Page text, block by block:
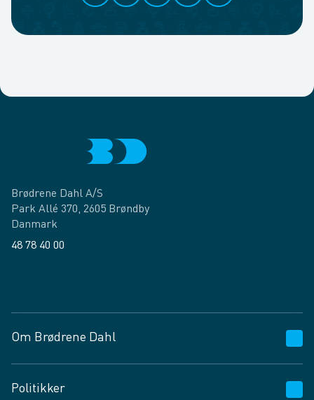
Brødrene Dahl A/S
Park Allé 370, 2605 Brøndby
Danmark
48 78 40 00
Om Brødrene Dahl
Vagttelefon 30 10 89 89
Politikker